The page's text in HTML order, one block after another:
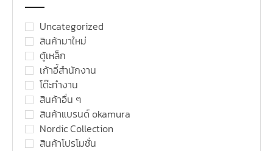
Uncategorized
สินค้ามาใหม่
ตู้เหล็ก
เก้าอี้สำนักงาน
โต๊ะทำงาน
สินค้าอื่น ๆ
สินค้าแบรนด์ okamura
Nordic Collection
สินค้าโปรโมชั่น